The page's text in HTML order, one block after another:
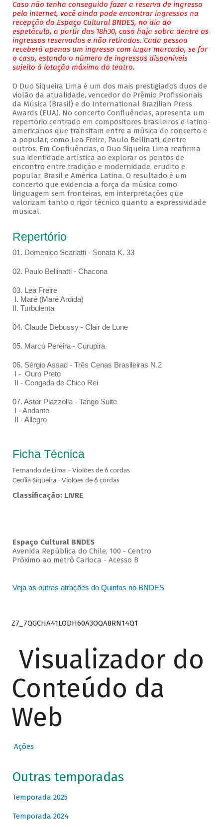
Caso não tenha conseguido fazer a reserva de ingresso
pela internet, você ainda pode encontrar ingressos na
recepção do Espaço Cultural BNDES, no dia do
espetáculo, a partir das 18h30, caso haja sobra dentre os
ingressos reservados e não retirados. Cada pessoa
receberá apenas um ingresso com lugar marcado, se for
o caso, estando o número de ingressos disponíveis
sujeito à lotação máxima do teatro.
O Duo Siqueira Lima é um dos mais prestigiados duos de
violão da atualidade, vencedor do Prêmio Profissionais
da Música (Brasil) e do International Brazilian Press
Awards (EUA). No concerto Confluências, apresenta um
repertório centrado em compositores brasileiros e latino-
americanos que transitam entre a música de concerto e
a popular, como Lea Freire, Paulo Bellinati, dentre
outros. Em Confluências, o Duo Siqueira Lima reafirma
sua identidade artística ao explorar os pontos de
encontro entre tradição e modernidade, erudito e
popular, Brasil e América Latina. O resultado é um
concerto que evidencia a força da música como
linguagem sem fronteiras, em interpretações que
valorizam tanto o rigor técnico quanto a expressividade
musical.
Repertório
01. Domenico Scarlatti - Sonata K. 33
02. Paulo Bellinatti - Chacona
03. Lea Freire
I. Maré (Maré Ardida)
II. Turbulenta
04. Claude Debussy - Clair de Lune
05. Marco Pereira - Curupira
06. Sérgio Assad - Três Cenas Brasileiras N.2
I - Ouro Preto
II - Congada de Chico Rei
07. Astor Piazzolla - Tango Suite
I - Andante
II - Allegro
Ficha Técnica
Fernando de Lima – Violões de 6 cordas
Cecília Siqueira - Violões de 6 cordas
Classificação: LIVRE
Espaço Cultural BNDES
Avenida República do Chile, 100 - Centro
Próximo ao metrô Carioca - Acesso B
Veja as outras atrações do Quintas no BNDES
Z7_7QGCHA41LODH60A3OQA8RN14Q1
Visualizador do
Conteúdo da
Web
Ações
Outras temporadas
Temporada 2025
Temporada 2024